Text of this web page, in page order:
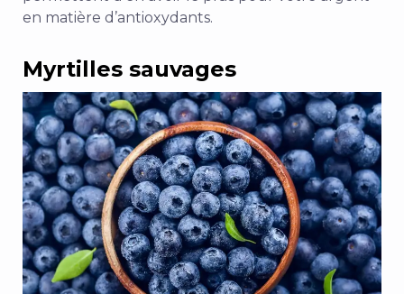
en matière d’antioxydants.
Myrtilles sauvages